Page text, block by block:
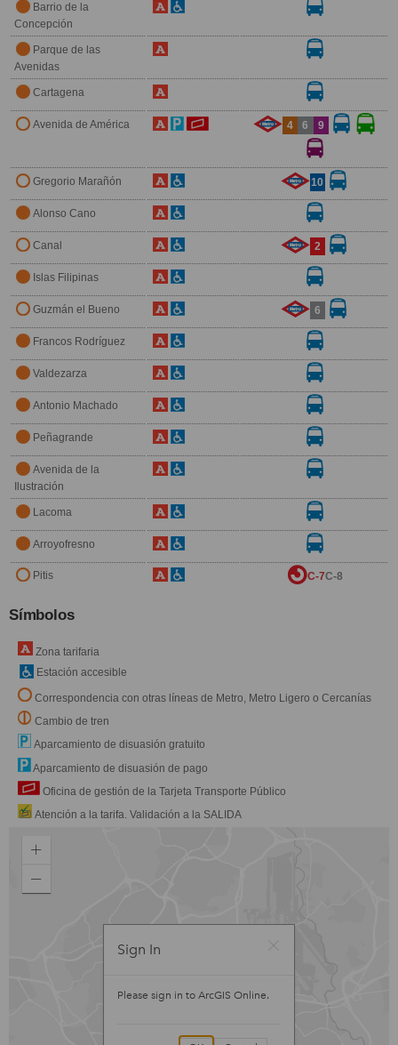
Barrio de la
Concepción
Parque de las
Avenidas
Cartagena
Avenida de América 4 6 9
Gregorio Marañón 10
Alonso Cano
Canal 2
Islas Filipinas
Guzmán el Bueno 6
Francos Rodríguez
Valdezarza
Antonio Machado
Peñagrande
Avenida de la
Ilustración
Lacoma
Arroyofresno
Pitis C-7C-8
Símbolos
Zona tarifaria
Estación accesible
Correspondencia con otras líneas de Metro, Metro Ligero o Cercanías
Cambio de tren
Aparcamiento de disuasión gratuito
Aparcamiento de disuasión de pago
Oficina de gestión de la Tarjeta Transporte Público
Atención a la tarifa. Validación a la SALIDA